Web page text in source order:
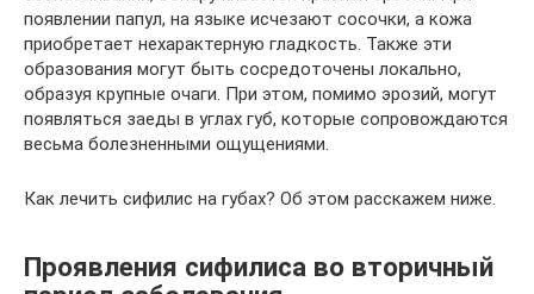
появлении папул, на языке исчезают сосочки, а кожа
приобретает нехарактерную гладкость. Также эти
образования могут быть сосредоточены локально,
образуя крупные очаги. При этом, помимо эрозий, могут
появляться заеды в углах губ, которые сопровождаются
весьма болезненными ощущениями.
Как лечить сифилис на губах? Об этом расскажем ниже.
Проявления сифилиса во вторичный